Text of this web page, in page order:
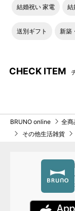
結婚祝い 家電 結
送別ギフト 新築
CHECK ITEM
BRUNO online 全商
その他生活雑貨